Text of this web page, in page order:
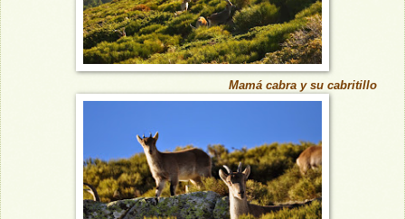
Mamá cabra y su cabritillo